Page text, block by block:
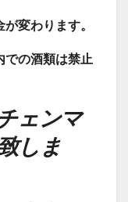
変わります。
の酒類は禁止
ェンマ
しま